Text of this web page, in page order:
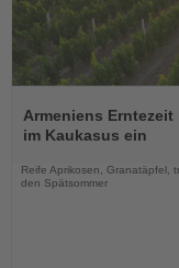
Sie
die
Armeniens
im Kaukasus ein
Reife Aprikosen, Granatäpfel,
den Spätsommer